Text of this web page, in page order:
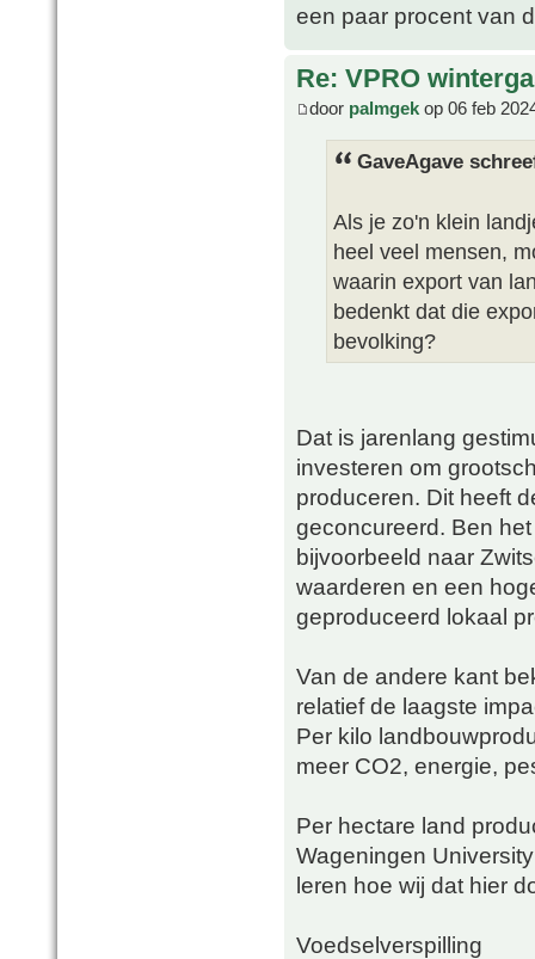
een paar procent van
Re: VPRO
door palmgek op 06 feb
GaveAgave
Als je zo'n klein
heel veel mensen,
waarin export van
bedenkt dat die
bevolking?
Dat is jarenlang
investeren om
produceren. Dit heeft
geconcureerd. Ben
bijvoorbeeld naar
waarderen en een
geproduceerd lokaal
Van de andere kant
relatief de laagste
Per kilo
meer CO2, energie,
Per hectare land
Wageningen
leren hoe wij dat hier
Voedselverspilling